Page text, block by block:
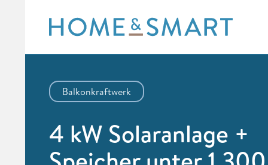
content
Balkonkraftwerk
4 kW Solaranlage +